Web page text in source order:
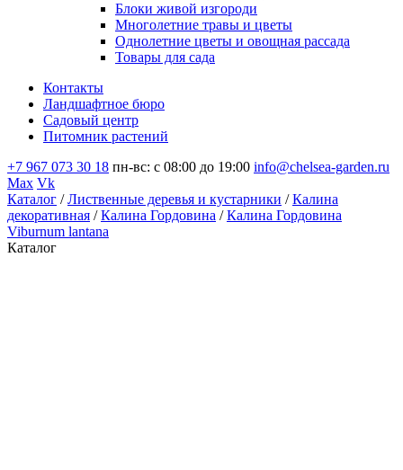
Блоки живой изгороди
Многолетние травы и цветы
Однолетние цветы и овощная рассада
Товары для сада
Контакты
Ландшафтное бюро
Садовый центр
Питомник растений
+7 967 073 30 18 пн-вс: с 08:00 до 19:00 info@chelsea-garden.ru
Max Vk
Каталог /Лиственные деревья и кустарники /Калина
декоративная /Калина Гордовина /Калина Гордовина
Viburnum lantana
Каталог